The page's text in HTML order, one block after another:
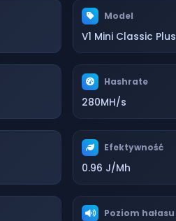
Model
V1 Mini Classic Plus
Hashrate
280MH/s
Efektywność
0.96 J/Mh
Poziom hałasu